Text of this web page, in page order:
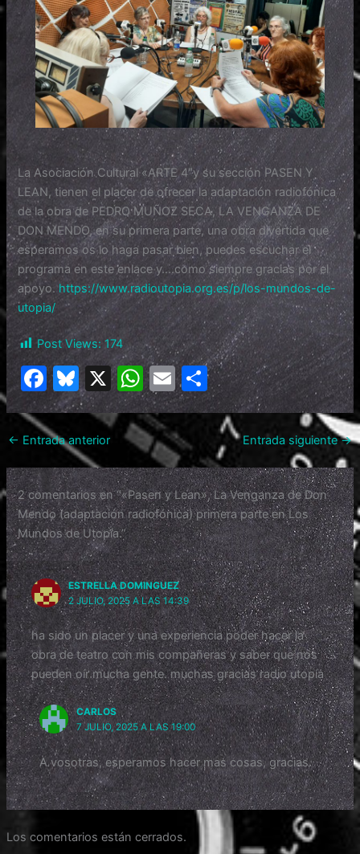
La Asociación Cultural «ARTE 4″y su sección PASEN Y
LEAN, tienen el placer de ofrecer la adaptación radiofónica
de la obra de PEDRO MUÑOZ SECA, LA VENGANZA DE
DON MENDO, en su primera parte, una obra divertida que
esperamos os lo haga pasar bien, puedes escuchar el
programa en este enlace y….como siempre gracias por el
apoyo. https://www.radioutopia.org.es/p/los-mundos-de-
utopia/
Post Views: 174
F
a
c
e
b
o
o
k
Bl
u
e
s
k
y
X
W
h
at
s
A
p
p
E
m
ai
l
C
o
m
p
ar
tir
← Entrada anterior Entrada siguiente→
2 comentarios en “«Pasen y Lean», La Venganza de Don
Mendo (adaptación radiofónica) primera parte en Los
Mundos de Utopía.”
ESTRELLA DOMINGUEZ
2 JULIO, 2025 A LAS 14:39
ha sido un placer y una experiencia poder hacer la
obra de teatro con mis compañeras y saber que nos
pueden oír mucha gente. muchas gracias radio utopía
CARLOS
7 JULIO, 2025 A LAS 19:00
A vosotras, esperamos hacer mas cosas, gracias.
Los comentarios están cerrados.